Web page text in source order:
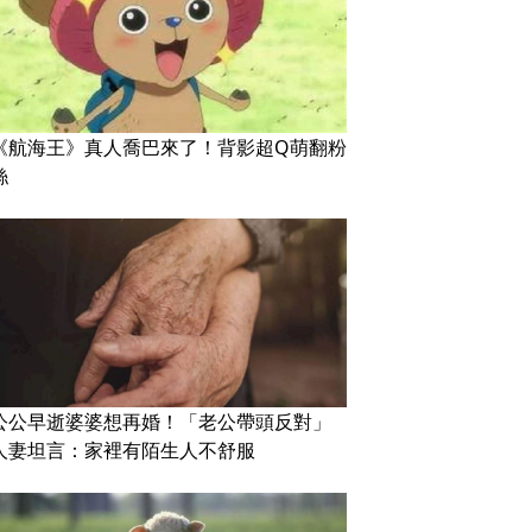
航海王》真人喬巴來了！背影超Q萌翻粉
公早逝婆婆想再婚！「老公帶頭反對」
妻坦言：家裡有陌生人不舒服